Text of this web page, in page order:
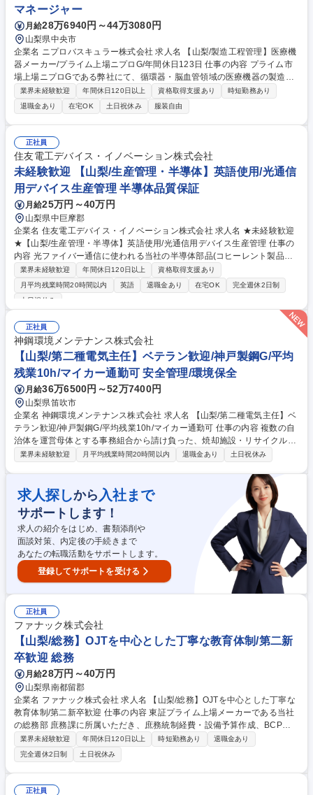
マネージャー
月給28万6940円～44万3080円
山梨県中央市
企業名 ニプロバスキュラー株式会社 求人名 【山梨/製造工程管理】医療機
器メーカー/プライム上場ニプロG/年間休日123日 仕事の内容 プライム市
場上場ニプロGである弊社にて、循環器・脳血管領域の医療機器の製造工
程管理業務をお任せします。心臓病、脳梗塞等の血管治療等の製品の製造
に関わり、人命を救うものづくりに携わることができます。 【具体的に
は】■製造工程の管理：カテーテルなどの医療機器製造における各工程の
進捗管理 ■スケジュール管理：生産計画に基づいた製造スケジュールの調
整と管理 ■改善活動：製造プロセスの効率化や品質向上のための改善提案
と実施 ■滅菌作業：医療機器に必要な滅菌工程の管理 ■その他関連業務：
製造に関わる各種データ管理や書類作成など 募集職種 【山梨/製造工程管
理】医療機器メーカー/プライム上場ニプロG/年間休日123日
業界未経験歓迎 年間休日120日以上 資格取得支援あり
時短勤務あり
退職金あり
在宅OK 土日祝休み 服装自由
正社員
住友電工デバイス・イノベーション株式会社
未経験歓迎 【山梨/生産管理・半導体】英語使用/光通信
用デバイス生産管理 半導体品質保証
月給25万円～40万円
山梨県中巨摩郡
企業名 住友電工デバイス・イノベーション株式会社 求人名 ★未経験歓迎
★【山梨/生産管理・半導体】英語使用/光通信用デバイス生産管理 仕事の
内容 光ファイバー通信に使われる当社の半導体部品(コヒーレント製品と
呼ばれる次世代の高性能タイプ)について、「いつ・どの工場で・どれだ
けつくるか」を計画し、実行をリードする生産管理のお仕事です。 ・製造
計画の策定と進捗管理(拠点別生産計画の立案、製造キャパシティに基づ
力と部品発送管理、山梨での検査・出荷指示 ・注文管理、納期回答、売上
計画のデータ集計と予実管理 ・開発、製造、製造技術、資材調達、物流、
品質、事業計画、営業部門との調整業務 ・海外の大手IT企業・通信事業者
といったエンド顧客との納期折衝 募集職種 ★未経験歓迎★【山梨/生産管
理・半導体】英語使用/光通信用デバイス生産管理
業界未経験歓迎 年間休日120日以上
資格取得支援あり
月平均残業時間20時間以内
英語 退職金あり 在宅OK
完全週休2日制
土日祝休み
正社員
神鋼環境メンテナンス株式会社
【山梨/第二種電気主任】ベテラン歓迎/神戸製鋼G/平均
残業10h/マイカー通勤可 安全管理/環境保全
月給36万6500円～52万7400円
山梨県笛吹市
企業名 神鋼環境メンテナンス株式会社 求人名 【山梨/第二種電気主任】ベ
テラン歓迎/神戸製鋼G/平均残業10h/マイカー通勤可 仕事の内容 複数の自
治体を運営母体とする事務組合から請け負った、焼却施設・リサイクル施
設の維持管理業務がメインとなります。電気主任業務を中心に以下をお任
備の安全管理審査対応■電気設備の月例点検、年次点検業務■設備機器の点
検、保守、整備■ごみクレーンの運転操作、日常点検、整備■施設内の清
掃、保守■中央制御室での運転監視※現場管理全般をお任せする予定で
す。【業務魅力】入社後、電気主任として施設の管理業務全般をお任せい
たしますので、仕事の裁量権を持って行っていただく事が可能です。 募集
職種 【山梨/第二種電気主任】ベテラン歓迎/神戸製鋼G/平均残業10h/マイ
カー通勤可
業界未経験歓迎 月平均残業時間20時間以内 退職金あり 土日祝休み
求人探しから 入社まで
サポートします！
求人の紹介をはじめ、書類添削や
面談対策、内定後の手続きまで
あなたの転職活動をサポートします。
登録してサポートを受ける
正社員
ファナック株式会社
【山梨/総務】OJTを中心とした丁寧な教育体制/第二新
卒歓迎 総務
月給28万円～40万円
山梨県南都留郡
企業名 ファナック株式会社 求人名 【山梨/総務】OJTを中心とした丁寧な
教育体制/第二新卒歓迎 仕事の内容 東証プライム上場メーカーである当社
の総務部 庶務課に所属いただき、庶務統制経費・設備予算作成、BCP・
災害・防災対応、社有車の維持・管理業務を中心にお任せいたします。
【業務詳細】■庶務統制経費、設備予算作成：年に二回、什器や備品、設
備といった各部署が購入したいものの取りまとめ・予算作成等■BCP・災
害・防災対応：地震・台風等の災害発生時の対応、避難訓練の立案・実施
等■社有車の維持・管理：全国の営業車の管理、定期メンテナンスの手配
業界未経験歓迎 年間休日120日以上 時短勤務あり
退職金あり
完全週休2日制
土日祝休み
正社員